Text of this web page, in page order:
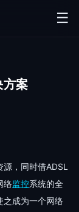
☰
案
，同时借ADSL
络监控系统的全
之成为一个网络